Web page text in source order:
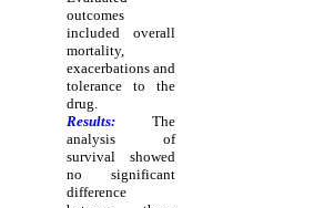
outcomes
included overall
mortality,
exacerbations and
tolerance to the
drug.
Results:
The
analysis of
survival showed
no significant
difference